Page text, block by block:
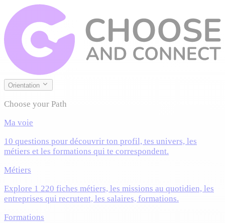
Orientation
Choose your Path
Ma voie
10 questions pour découvrir ton profil, tes univers, les
métiers et les formations qui te correspondent.
Métiers
Explore 1 220 fiches métiers, les missions au quotidien, les
entreprises qui recrutent, les salaires, formations.
Formations